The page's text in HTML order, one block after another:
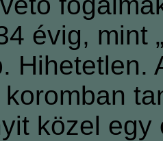
évig, mint
közel egy